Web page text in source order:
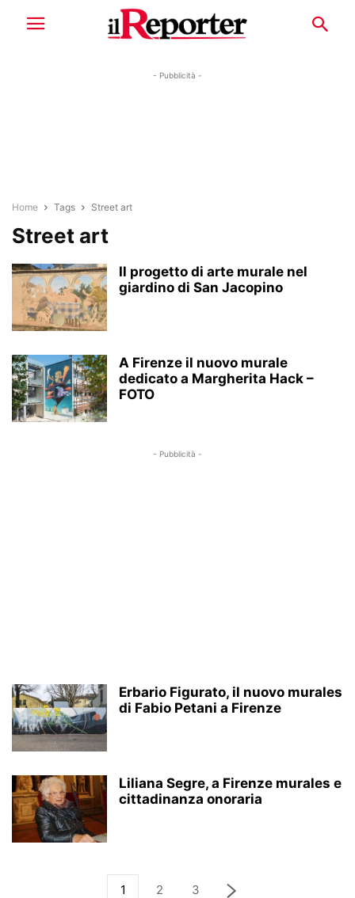
- Pubblicità -
Home Tags Street art
Street art
Il progetto di arte murale nel
giardino di San Jacopino
A Firenze il nuovo murale
dedicato a Margherita Hack –
FOTO
- Pubblicità -
Erbario Figurato, il nuovo murales
di Fabio Petani a Firenze
Liliana Segre, a Firenze murales e
cittadinanza onoraria
1 2 3